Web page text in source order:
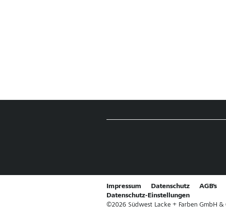
Impressum Datenschutz AGB's
Datenschutz-Einstellungen
©2026 Südwest Lacke + Farben GmbH &